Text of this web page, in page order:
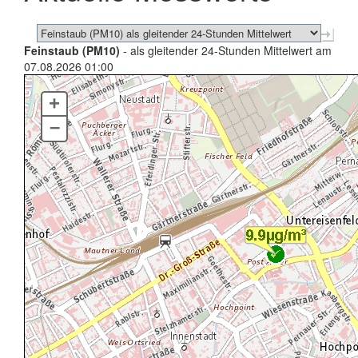
Feinstaub (PM10) - als gleitender 24-Stunden Mittelwert am
07.08.2026 01:00
+
–